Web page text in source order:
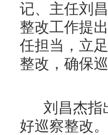
记、主任刘
整改工作提
任担当，立
整改，确保
刘昌杰指
好巡察整改。